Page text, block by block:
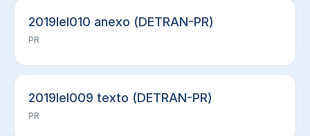
2019lel010 anexo (DETRAN-PR)
PR
2019lel009 texto (DETRAN-PR)
PR